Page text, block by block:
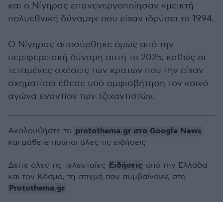
και ο Νίγηρας επανενεργοποίησαν «μεικτή
πολυεθνική δύναμη» που είχαν ιδρύσει το 1994.
Ο Νίγηρας αποσύρθηκε όμως από την
περιφερειακή δύναμη αυτή το 2025, καθώς οι
τεταμένες σχέσεις των κρατών που την είχαν
σχηματίσει έθεσε υπό αμφισβήτηση τον κοινό
αγώνα εναντίον των τζιχαντιστών.
Ακολουθήστε το protothema.gr στο Google News
και μάθετε πρώτοι όλες τις ειδήσεις
Δείτε όλες τις τελευταίες Ειδήσεις από την Ελλάδα
και τον Κόσμο, τη στιγμή που συμβαίνουν, στο
Protothema.gr